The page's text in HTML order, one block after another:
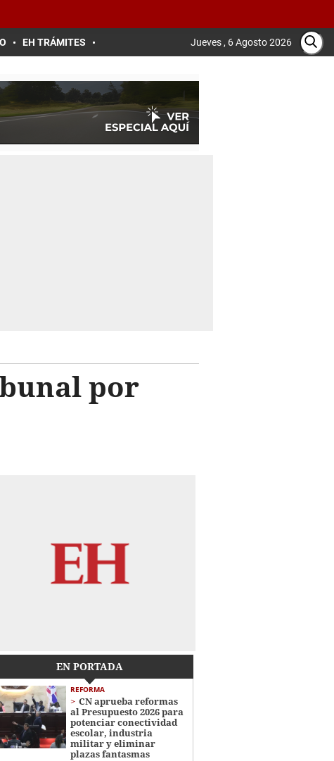
EH TRÁMITES Jueves , 6 Agosto 2026
por
EN PORTADA
REFORMA
CN aprueba reformas
al Presupuesto 2026 para
potenciar conectividad
escolar, industria
militar y eliminar
plazas fantasmas